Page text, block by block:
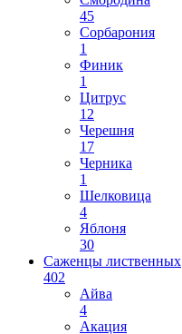
45
Сорбарония
1
Финик
1
Цитрус
12
Черешня
17
Черника
1
Шелковица
4
Яблоня
30
Саженцы лиственных
402
Айва
4
Акация